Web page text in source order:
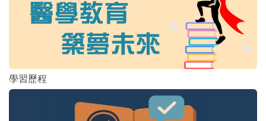
學習歷程